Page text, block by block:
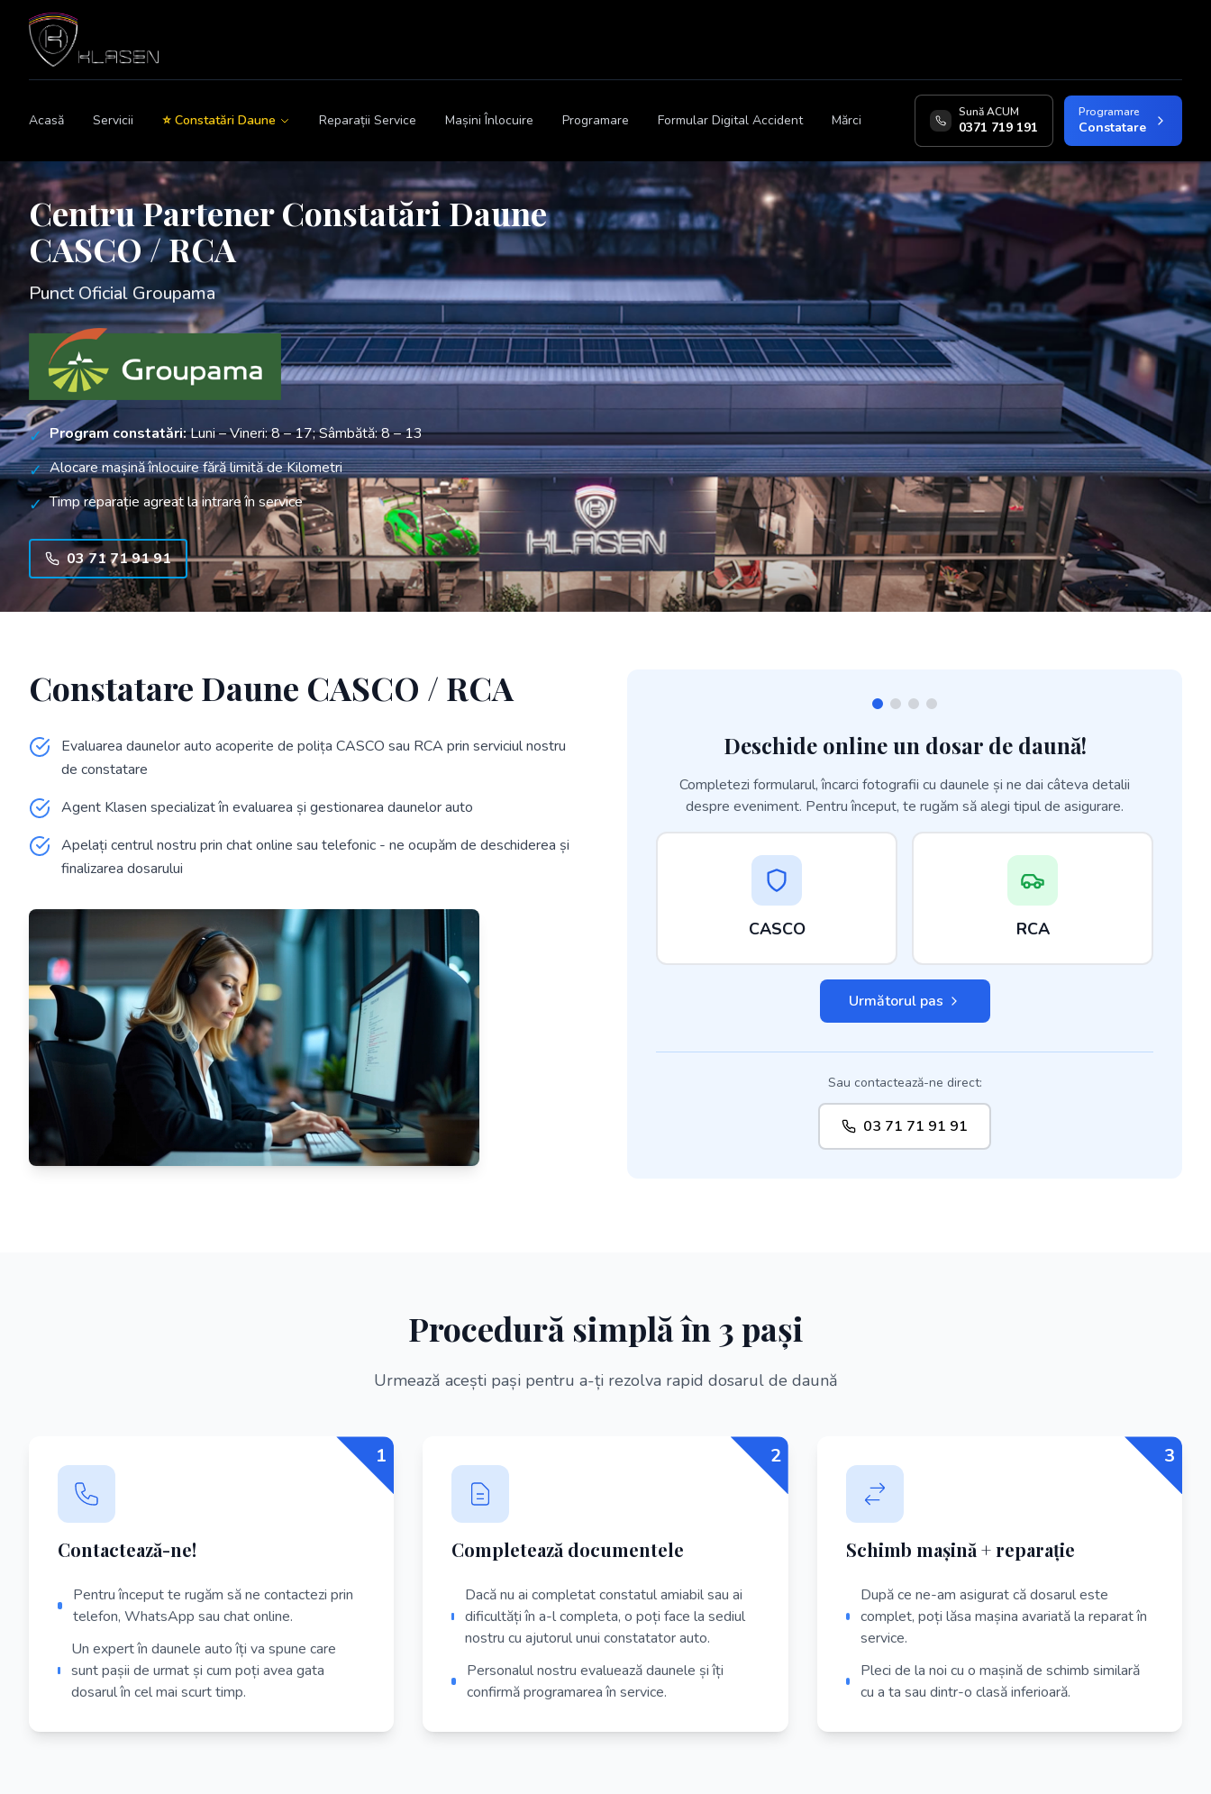
Sari la conținut
Acasă Servicii ⭐ Constatări Daune Reparații Service Mașini Înlocuire Programare Formular Digital Accident Mărci Sună ACUM
0371 719 191
Programare
Constatare
Centru Partener Constatări Daune
CASCO / RCA
Punct Oficial Groupama
✓ Program constatări:Luni – Vineri: 8 – 17; Sâmbătă: 8 – 13
✓ Alocare mașină înlocuire fără limită de Kilometri
✓ Timp reparație agreat la intrare în service
03 71 71 91 91
Constatare Daune CASCO / RCA
Evaluarea daunelor auto acoperite de polița CASCO sau RCA prin serviciul nostru
de constatare
Agent Klasen specializat în evaluarea și gestionarea daunelor auto
Apelați centrul nostru prin chat online sau telefonic - ne ocupăm de deschiderea și
finalizarea dosarului
Deschide online un dosar de daună!
Completezi formularul, încarci fotografii cu daunele și ne dai câteva detalii
despre eveniment. Pentru început, te rugăm să alegi tipul de asigurare.
CASCO RCA
Următorul pas
Sau contactează-ne direct:
03 71 71 91 91
Procedură simplă în 3 pași
Urmează acești pași pentru a-ți rezolva rapid dosarul de daună
1
Contactează-ne!
Pentru început te rugăm să ne contactezi prin
telefon, WhatsApp sau chat online.
Un expert în daunele auto îți va spune care
sunt pașii de urmat și cum poți avea gata
dosarul în cel mai scurt timp.
2
Completează documentele
Dacă nu ai completat constatul amiabil sau ai
dificultăți în a-l completa, o poți face la sediul
nostru cu ajutorul unui constatator auto.
Personalul nostru evaluează daunele și îți
confirmă programarea în service.
3
Schimb mașină + reparație
După ce ne-am asigurat că dosarul este
complet, poți lăsa mașina avariată la reparat în
service.
Pleci de la noi cu o mașină de schimb similară
cu a ta sau dintr-o clasă inferioară.